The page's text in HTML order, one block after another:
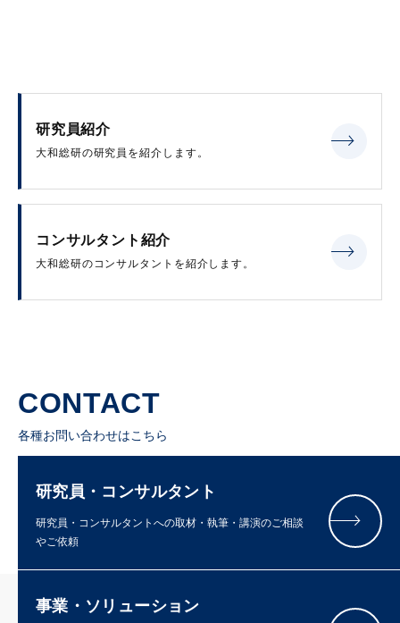
研究員紹介
大和総研の研究員を紹介します。
コンサルタント紹介
大和総研のコンサルタントを紹介します。
CONTACT
各種お問い合わせはこちら
研究員・コンサルタント
研究員・コンサルタントへの取材・執筆・講演のご相談
やご依頼
事業・ソリューション